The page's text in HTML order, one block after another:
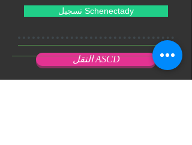
تسجيل Schenectady
النقل ASCD